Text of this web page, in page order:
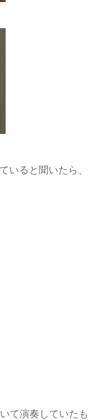
いると聞いたら、
て演奏していたも